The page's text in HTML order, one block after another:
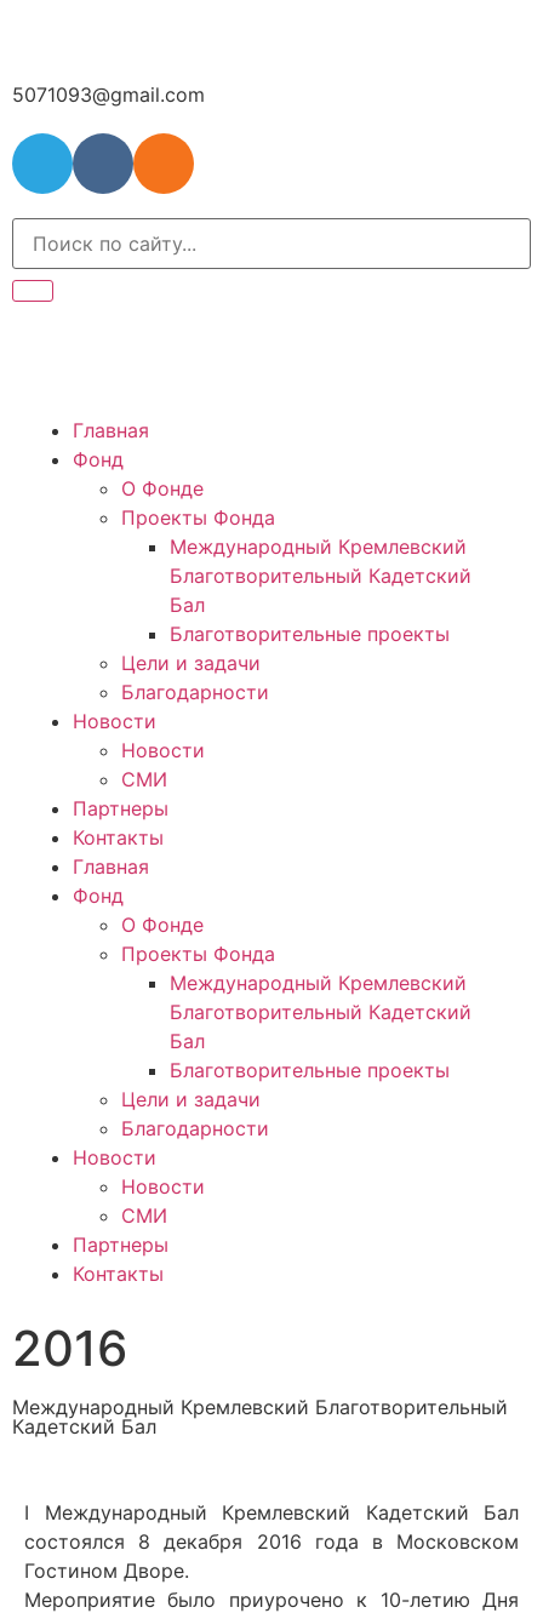
5071093@gmail.com
Главная
Фонд
О Фонде
Проекты Фонда
Международный Кремлевский
Благотворительный Кадетский
Бал
Благотворительные проекты
Цели и задачи
Благодарности
Новости
Новости
СМИ
Партнеры
Контакты
Главная
Фонд
О Фонде
Проекты Фонда
Международный Кремлевский
Благотворительный Кадетский
Бал
Благотворительные проекты
Цели и задачи
Благодарности
Новости
Новости
СМИ
Партнеры
Контакты
2016
Международный Кремлевский Благотворительный
Кадетский Бал
I Международный Кремлевский Кадетский Бал
состоялся 8 декабря 2016 года в Московском
Гостином Дворе.
Мероприятие было приурочено к 10-летию Дня